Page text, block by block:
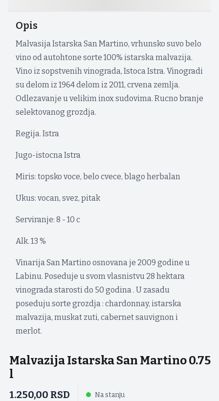
Opis
Malvasija Istarska San Martino, vrhunsko suvo belo
vino od autohtone sorte 100% istarska malvazija.
Vino iz sopstvenih vinograda, Istoca Istra. Vinogradi
su delom iz 1964 delom iz 2011, crvena zemlja.
Odlezavanje u velikim inox sudovima. Rucno branje
selektovanog grozdja.
Regija. Istra
Jugo-istocna Istra
Miris: topsko voce, belo cvece, blago herbalan
Ukus: vocan, svez, pitak
Serviranje: 8 - 10 c
Alk. 13 %
Vinarija San Martino osnovana je 2009 godine u
Labinu. Poseduje u svom vlasnistvu 28 hektara
vinograda starosti do 50 godina . U zasadu
poseduju sorte grozdja : chardonnay, istarska
malvazija, muskat zuti, cabernet sauvignon i
merlot.
Malvazija Istarska San Martino 0.75
l
1.250,00 RSD Na stanju